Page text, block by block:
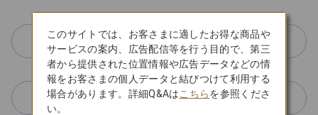
株式会社ZIPAIR Tokyo
スプリング・ジャパン株式会社
このサイトでは、お客さまに適したお得な商品や
サービスの案内、広告配信等を行う目的で、第三
者から提供された位置情報や広告データなどの情
報をお客さまの個人データと結びつけて利用する
場合があります。詳細Q&Aはこちらを参照くださ
い。